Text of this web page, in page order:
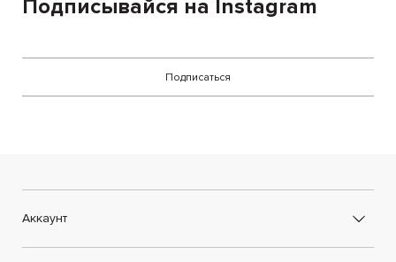
Подписывайся на Instagram
Подписаться
Аккаунт